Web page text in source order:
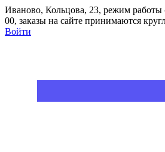
Иваново, Кольцова, 23, режим работы
00, заказы на сайте принимаются
Войти